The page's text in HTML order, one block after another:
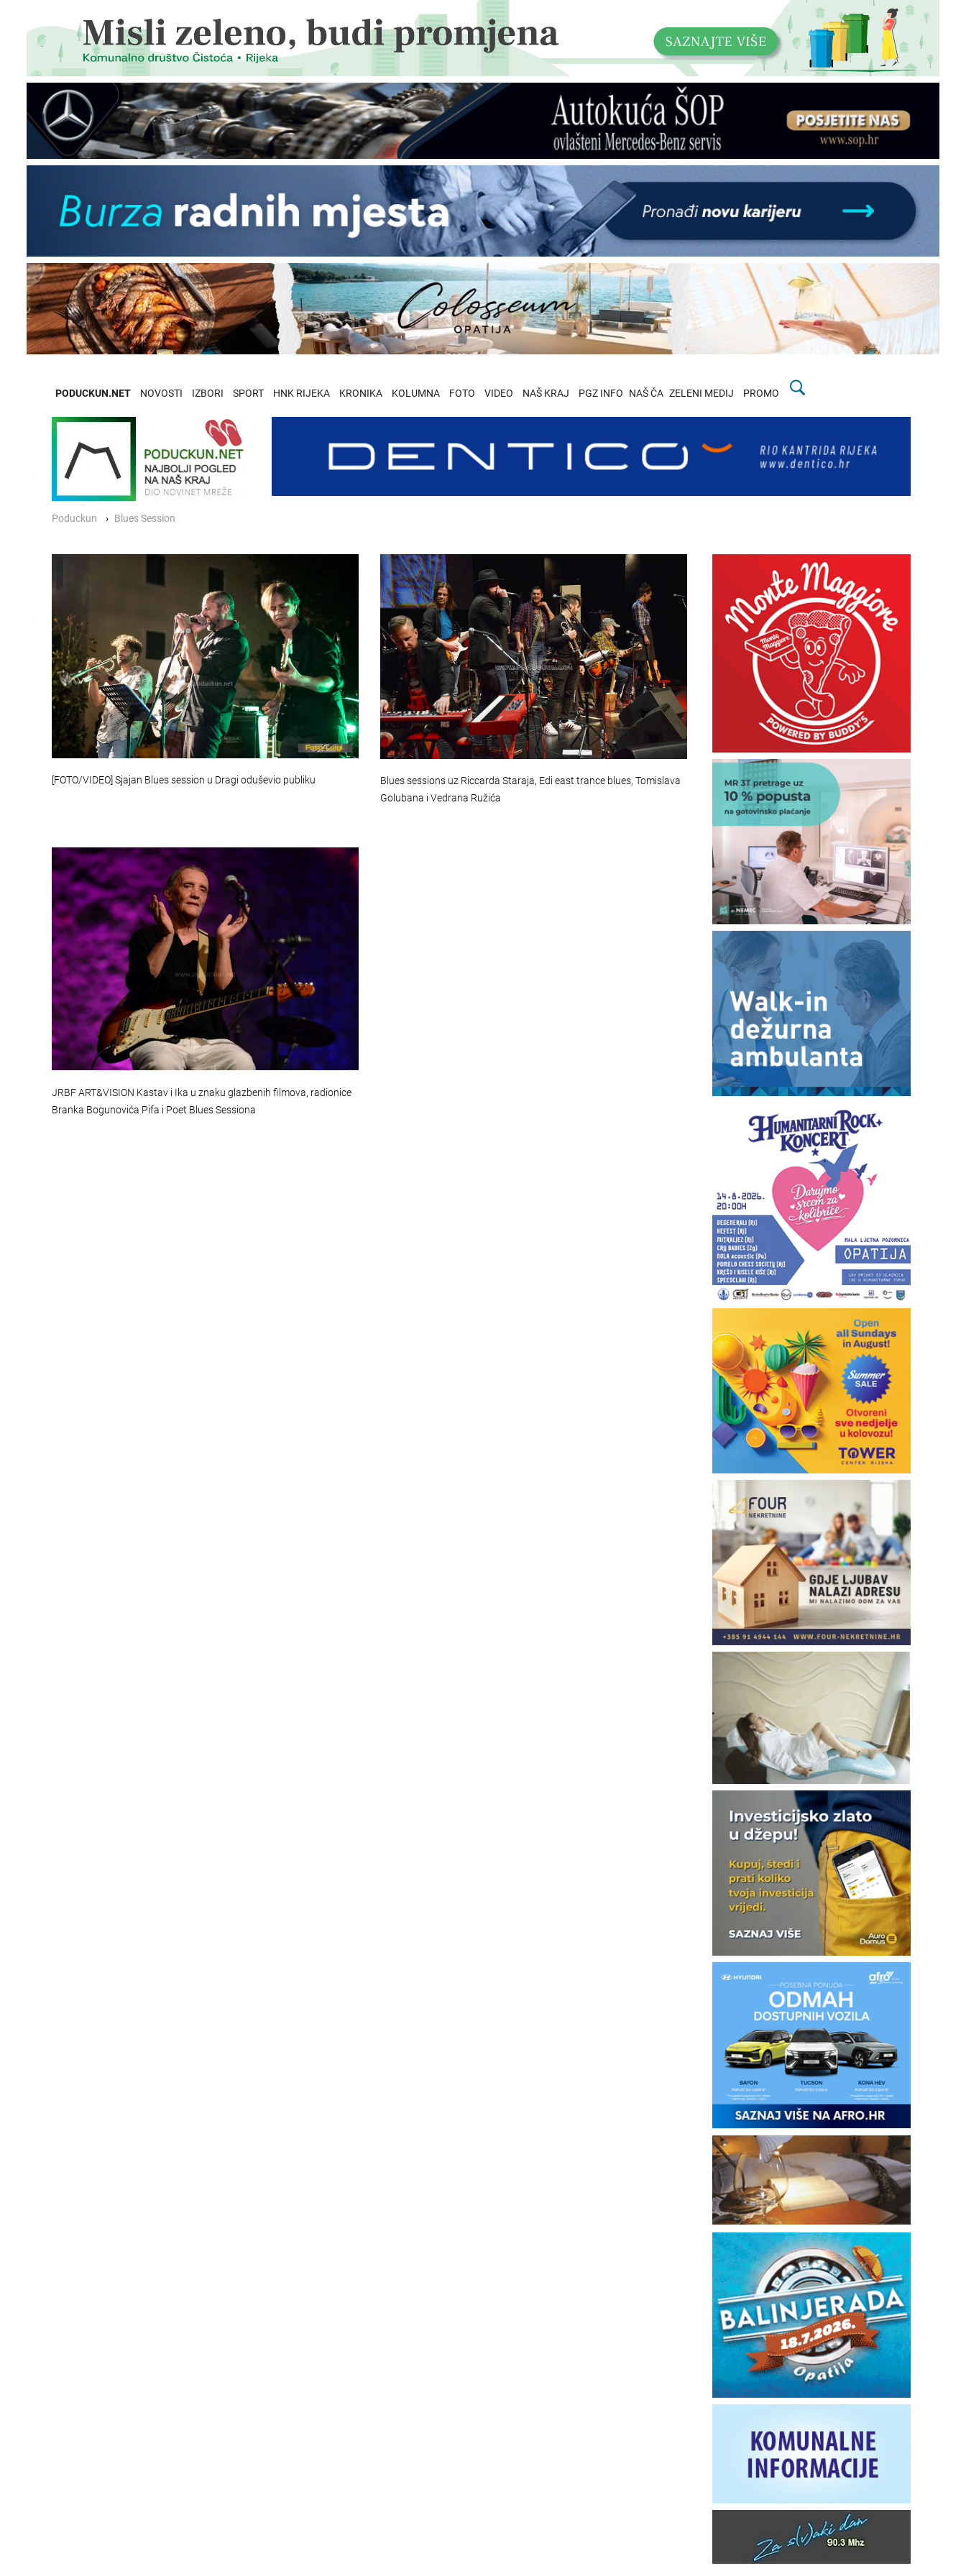
PODUCKUN.NET NOVOSTI IZBORI SPORT HNK RIJEKA KRONIKA KOLUMNA FOTO VIDEO NAŠ KRAJ PGZ INFO NAŠ ČA ZELENI MEDIJ PROMO
Poduckun Blues Session
[FOTO/VIDEO] Sjajan Blues session u Dragi oduševio publiku
Blues sessions uz Riccarda Staraja, Edi east trance blues, Tomislava
Golubana i Vedrana Ružića
JRBF ART&VISION Kastav i Ika u znaku glazbenih filmova, radionice
Branka Bogunovića Pifa i Poet Blues Sessiona